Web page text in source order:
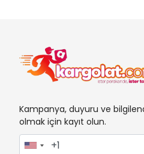
Kampanya, duyuru ve
olmak için kayıt olun.